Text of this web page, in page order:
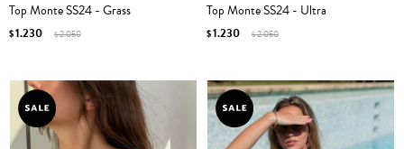
Top Monte SS24 - Grass
$1.230 $2.050
Top Monte SS24 - Ultra
$1.230 $2.050